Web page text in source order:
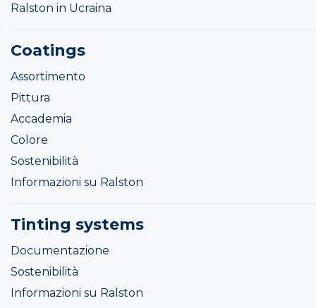
Ralston in Ucraina
Coatings
Assortimento
Pittura
Accademia
Colore
Sostenibilità
Informazioni su Ralston
Tinting systems
Documentazione
Sostenibilità
Informazioni su Ralston